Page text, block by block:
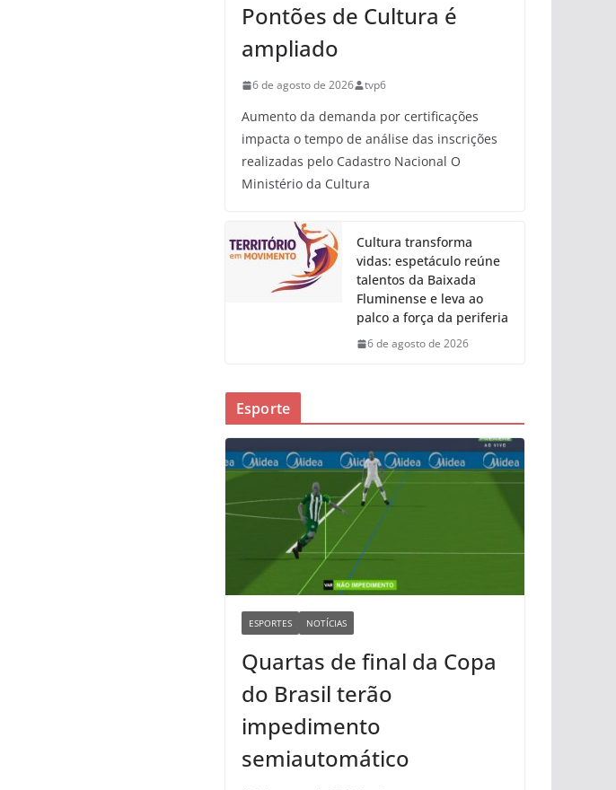
Pontões de Cultura é
ampliado
6 de agosto de 2026 tvp6
Aumento da demanda por certificações
impacta o tempo de análise das inscrições
realizadas pelo Cadastro Nacional O
Ministério da Cultura
Cultura transforma
vidas: espetáculo reúne
talentos da Baixada
Fluminense e leva ao
palco a força da periferia
6 de agosto de 2026
Esporte
ESPORTES NOTÍCIAS
Quartas de final da Copa
do Brasil terão
impedimento
semiautomático